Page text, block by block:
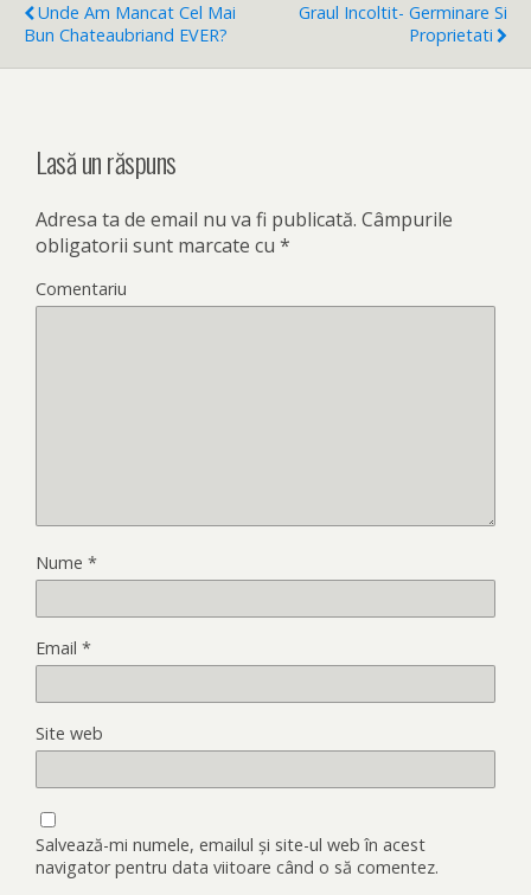
Unde Am Mancat Cel Mai
Bun Chateaubriand EVER?
Graul Incoltit- Germinare Si
Proprietati
Lasă un răspuns
Adresa ta de email nu va fi publicată. Câmpurile
obligatorii sunt marcate cu *
Comentariu
Nume *
Email *
Site web
Salvează-mi numele, emailul și site-ul web în acest
navigator pentru data viitoare când o să comentez.